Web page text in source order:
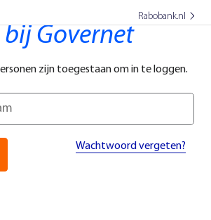
Rabobank.nl
bij Governet
zijn toegestaan om in te loggen.
Wachtwoord vergeten?